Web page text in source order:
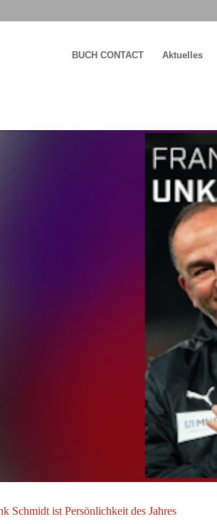
BUCH CONTACT Aktuelles
Schmidt ist Persönlichkeit des Jahres